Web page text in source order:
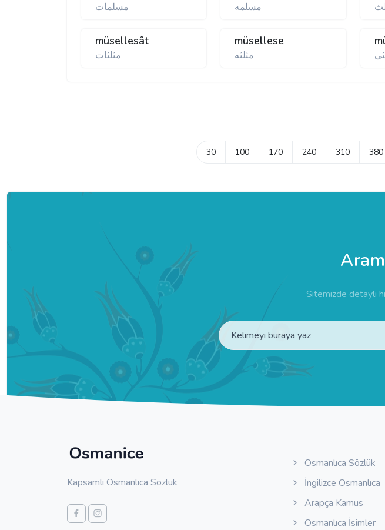
مسلمات مسلمه
müsellesât
مثلثات
müsellese
مثلثه
30 100 170 240 310 380
Sitemizde detaylı
Kapsamlı Osmanlıca Sözlük
Osmanlıca Sözlük
İngilizce Osmanlıca
Arapça Kamus
Osmanlıca İsimler